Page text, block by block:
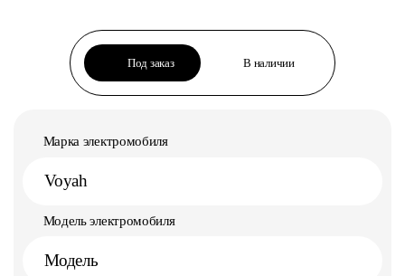
Под заказ В наличии
Марка электромобиля
Voyah
Модель электромобиля
Модель